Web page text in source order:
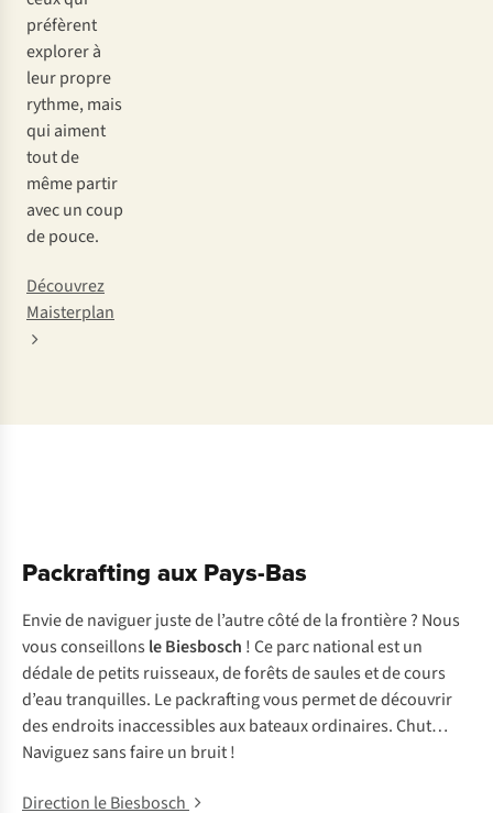
préfèrent
explorer à
leur propre
rythme, mais
qui aiment
tout de
même partir
avec un coup
de pouce.
Découvrez
Maisterplan
Packrafting aux Pays-Bas
Envie de naviguer juste de l’autre côté de la frontière ? Nous
vous conseillons le Biesbosch ! Ce parc national est un
dédale de petits ruisseaux, de forêts de saules et de cours
d’eau tranquilles. Le packrafting vous permet de découvrir
des endroits inaccessibles aux bateaux ordinaires. Chut…
Naviguez sans faire un bruit !
Direction le Biesbosch